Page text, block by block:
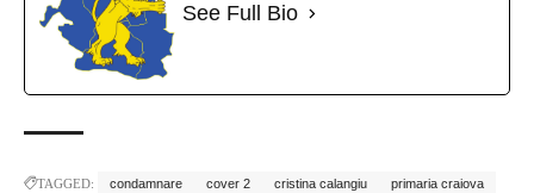
See Full Bio
TAGGED: condamnare cover 2 cristina calangiu
primaria craiova